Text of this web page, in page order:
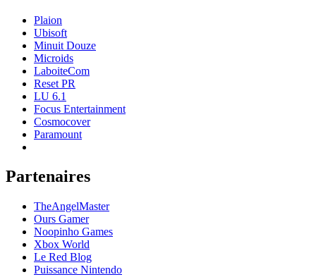
Plaion
Ubisoft
Minuit Douze
Microids
LaboiteCom
Reset PR
LU 6.1
Focus Entertainment
Cosmocover
Paramount
Partenaires
TheAngelMaster
Ours Gamer
Noopinho Games
Xbox World
Le Red Blog
Puissance Nintendo